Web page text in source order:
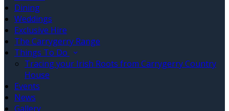
Dining
Weddings
Exclusive Hire
The Carrygerry Range
Things To Do
Tracing your Irish Roots from Carrygerry Country
House
Events
News
Gallery